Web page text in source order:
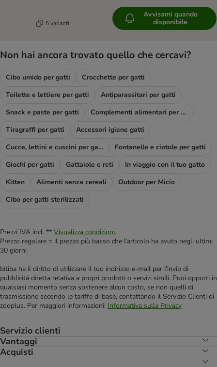
5 varianti
Avvisami quando
disponibile
Non hai ancora trovato quello che cercavi?
Cibo umido per gatti
Crocchette per gatti
Toilette e lettiere per gatti
Antiparassitari per gatti
Snack e paste per gatti
Complementi alimentari per gatti
Tiragraffi per gatti
Accessori igiene gatti
Cucce, lettini e cuscini per gatti
Fontanelle e ciotole per gatti
Giochi per gatti
Gattaiole e reti
In viaggio con il tuo gatto
Kitten
Alimenti senza cereali
Outdoor per Micio
Cibo per gatti sterilizzati
Prezzi IVA incl. ** Visualizza condizioni.
Prezzo regolare = il prezzo più basso che l'articolo ha avuto negli ultimi
30 giorni
bitiba ha il diritto di utilizzare il tuo indirizzo e-mail per l'invio di
pubblicità diretta relativa a propri prodotti o servizi simili. Puoi opporti in
qualsiasi momento senza sostenere alcun costo, se non quelli di
trasmissione secondo le tariffe di base, contattando il Servizio Clienti di
zooplus. Per maggiori informazioni: Informativa sulla Privacy
Servizio clienti
Vantaggi
Acquisti